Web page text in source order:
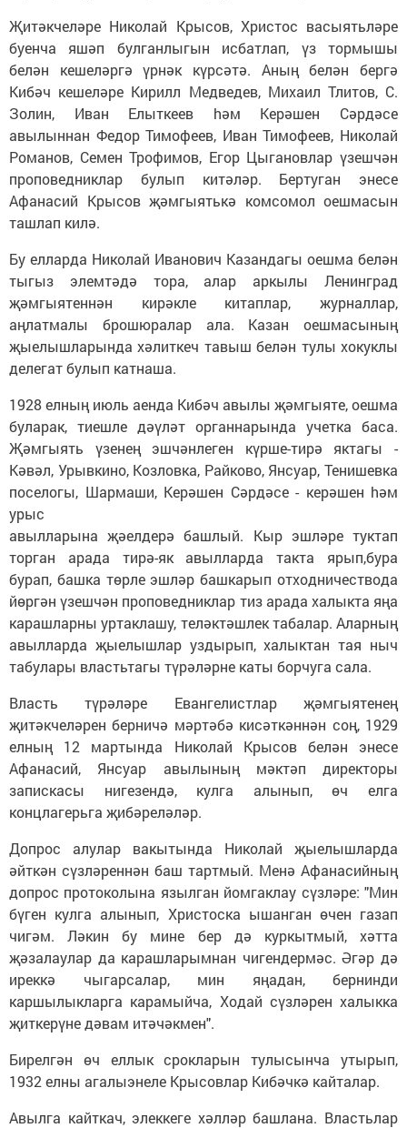
Җитәкчеләре Николай Крысов, Христос васыятьләре
буенча яшәп булганлыгын исбатлап, үз тормышы
белән кешеләргә үрнәк күрсәтә. Аның белән бергә
Кибәч кешеләре Кирилл Медведев, Михаил Тлитов, С.
Золин, Иван Елыткеев hәм Керәшен Сәрдәсе
авылыннан Федор Тимофеев, Иван Тимофеев, Николай
Романов, Семен Трофимов, Егор Цыгановлар үзешчән
проповедниклар булып китәләр. Бертуган энесе
Афанасий Крысов җәмгыятькә комсомол оешмасын
ташлап килә.
Бу елларда Николай Иванович Казандагы оешма белән
тыгыз элемтәдә тора, алар аркылы Ленинград
җәмгыятеннән кирәкле китаплар, журналлар,
аңлатмалы брошюралар ала. Казан оешмасының
җыелышларында хәлиткеч тавыш белән тулы хокуклы
делегат булып катнаша.
1928 елның июль аенда Кибәч авылы җәмгыяте, оешма
буларак, тиешле дәүләт органнарында учетка баса.
Җәмгыять үзенең эшчәнлеген күрше-тирә яктагы -
Кәвәл, Урывкино, Козловка, Райково, Янсуар, Тенишевка
поселогы, Шармаши, Керәшен Сәрдәсе - керәшен hәм
урыс
авылларына җәелдерә башлый. Кыр эшләре туктап
торган арада тирә-як авылларда такта ярып,бура
бурап, башка төрле эшләр башкарып отходничествода
йөргән үзешчән проповедниклар тиз арада халыкта яңа
карашларны уртаклашу, теләктәшлек табалар. Аларның
авылларда җыелышлар уздырып, халыктан тая ныч
табулары властьтагы түрәләрне каты борчуга сала.
Власть түрәләре Евангелистлар җәмгыятенең
җитәкчеләрен берничә мәртәбә кисәткәннән соң, 1929
елның 12 мартында Николай Крысов белән энесе
Афанасий, Янсуар авылының мәктәп директоры
запискасы нигезендә, кулга алынып, өч елга
концлагерьга җибәреләләр.
Допрос алулар вакытында Николай җыелышларда
әйткән сүзләреннән баш тартмый. Менә Афанасийның
допрос протоколына язылган йомгаклау сүзләре: "Мин
бүген кулга алынып, Христоска ышанган өчен газап
чигәм. Ләкин бу мине бер дә куркытмый, хәтта
җәзалаулар да карашларымнан чигендермәс. Әгәр дә
иреккә чыгарсалар, мин яңадан, бернинди
каршылыкларга карамыйча, Ходай сүзләрен халыкка
җиткерүне дәвам итәчәкмен".
Бирелгән өч еллык срокларын тулысынча утырып,
1932 елны агалыэнеле Крысовлар Кибәчкә кайталар.
Авылга кайткач, элеккеге хәлләр башлана. Властьлар